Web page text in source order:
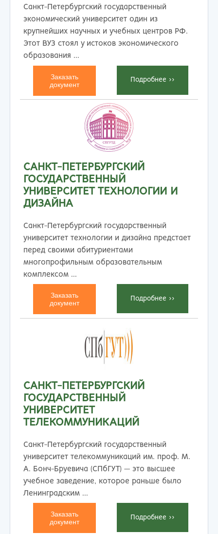
Санкт-Петербургский государственный
экономический университет один из
крупнейших научных и учебных центров РФ.
Этот ВУЗ стоял у истоков экономического
образования ...
Заказать
документ
Подробнеe >>
САНКТ-ПЕТЕРБУРГСКИЙ
ГОСУДАРСТВЕННЫЙ
УНИВЕРСИТЕТ ТЕХНОЛОГИИ И
ДИЗАЙНА
Санкт-Петербургский государственный
университет технологии и дизайна предстает
перед своими абитуриентами
многопрофильным образовательным
комплексом ...
Заказать
документ
Подробнеe >>
САНКТ-ПЕТЕРБУРГСКИЙ
ГОСУДАРСТВЕННЫЙ
УНИВЕРСИТЕТ
ТЕЛЕКОММУНИКАЦИЙ
Санкт-Петербургский государственный
университет телекоммуникаций им. проф. М.
А. Бонч-Бруевича (СПбГУТ) — это высшее
учебное заведение, которое раньше было
Ленинградским ...
Заказать
документ
Подробнеe >>